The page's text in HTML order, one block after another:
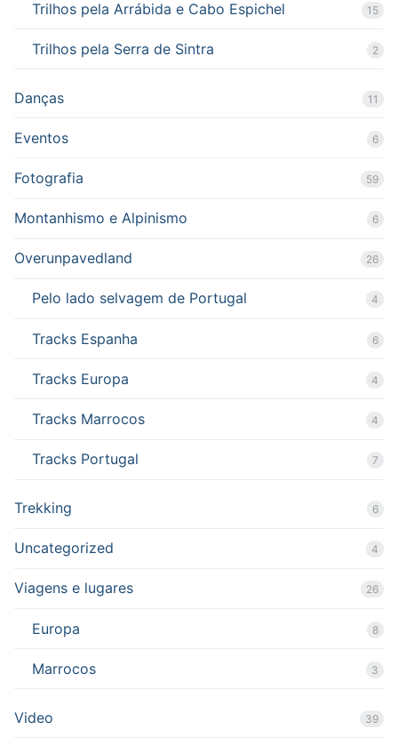
Trilhos pela Arrábida e Cabo Espichel 15
Trilhos pela Serra de Sintra 2
Danças 11
Eventos 6
Fotografia 59
Montanhismo e Alpinismo 6
Overunpavedland 26
Pelo lado selvagem de Portugal 4
Tracks Espanha 6
Tracks Europa 4
Tracks Marrocos 4
Tracks Portugal 7
Trekking 6
Uncategorized 4
Viagens e lugares 26
Europa 8
Marrocos 3
Video 39